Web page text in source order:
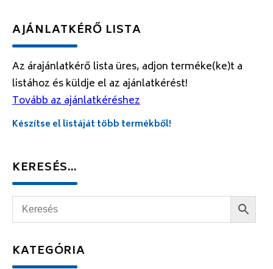
AJÁNLATKÉRŐ LISTA
Az árajánlatkérő lista üres, adjon terméke(ke)t a
listához és küldje el az ajánlatkérést!
Tovább az ajánlatkéréshez
Készítse el listáját több termékből!
KERESÉS…
KATEGÓRIA